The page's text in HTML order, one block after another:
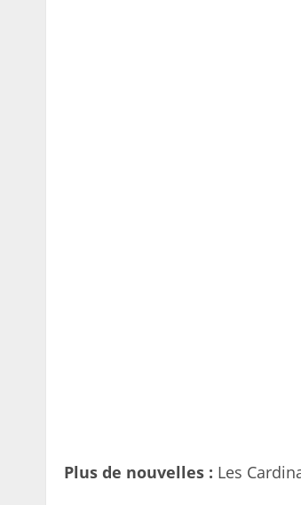
Plus de nouvelles : Les